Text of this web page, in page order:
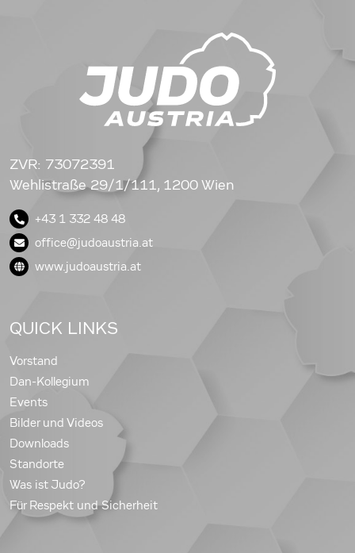
ZVR: 73072391
Wehlistraße 29/1/111, 1200 Wien
+43 1 332 48 48
office@judoaustria.at
www.judoaustria.at
QUICK LINKS
Vorstand
Dan-Kollegium
Events
Bilder und Videos
Downloads
Standorte
Was ist Judo?
Für Respekt und Sicherheit